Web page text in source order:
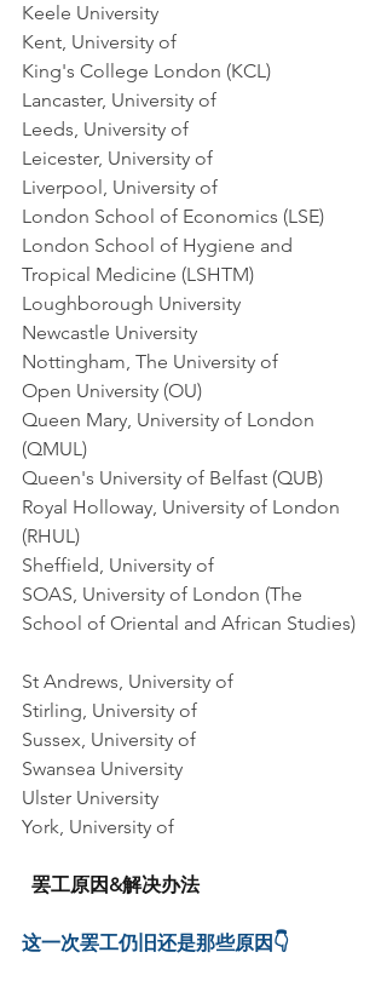
Keele University
Kent, University of
King's College London (KCL)
Lancaster, University of
Leeds, University of
Leicester, University of
Liverpool, University of
London School of Economics (LSE)
London School of Hygiene and
Tropical Medicine (LSHTM)
Loughborough University
Newcastle University
Nottingham, The University of
Open University (OU)
Queen Mary, University of London
(QMUL)
Queen's University of Belfast (QUB)
Royal Holloway, University of London
(RHUL)
Sheffield, University of
SOAS, University of London (The
School of Oriental and African Studies)
St Andrews, University of
Stirling, University of
Sussex, University of
Swansea University
Ulster University
York, University of
  罢工原因&解决办法
这一次罢工仍旧还是那些原因👇